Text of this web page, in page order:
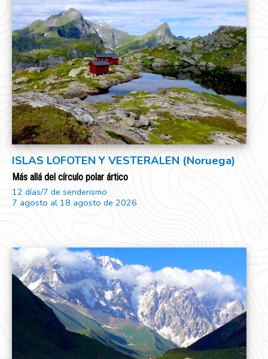
ISLAS LOFOTEN Y VESTERALEN (Noruega)
Más allá del círculo polar ártico
12 días/7 de senderismo
7 agosto al 18 agosto de 2026